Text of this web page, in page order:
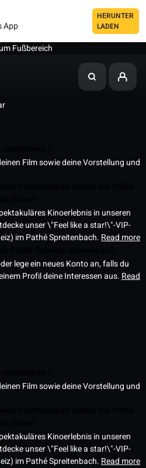
App
HERUNTER
LADEN
Fußbereich
Film sowie deine Vorstellung und
Kinoerlebnis in unseren
unser \"Feel like a star!\"-VIP-
im Pathé Spreitenbach. Read more
lege ein neues Konto an, falls du
Profil deine Interessen aus. Read
Film sowie deine Vorstellung und
Kinoerlebnis in unseren
unser \"Feel like a star!\"-VIP-
im Pathé Spreitenbach. Read more